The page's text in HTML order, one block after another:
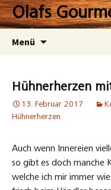
Zum
InhaltOlafs
Menü
Hühnerherzen
13. Februar 2017
Hühnerherzen
Auch wenn Innereien
so gibt es doch manche
welche ich mir immer